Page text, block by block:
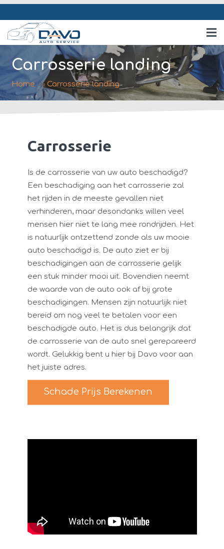
Carrosserie landing
Home Carrosserie landing
Carrosserie
Is de carrosserie van uw auto beschadigd?
Een beschadiging aan het carrosserie zal
het rijden in de meeste gevallen niet
verhinderen, maar desondanks willen veel
mensen hier niet te lang mee rondrijden. Het
is natuurlijk ontzettend zonde als uw mooie
auto beschadigd is. De auto ziet er bij
beschadigingen aan de carrosserie gelijk
een stuk minder mooi uit. Bovendien neemt
de waarde van de auto ook af bij grote
beschadigingen. Mensen zijn natuurlijk niet
bereid om nog veel te betalen voor een
beschadigde auto. Het is dus belangrijk dat
de carrosserie van de auto snel gerepareerd
wordt. Gelukkig bent u hier bij Davo voor aan
het juiste adres.
Schade Prijs Berekenen